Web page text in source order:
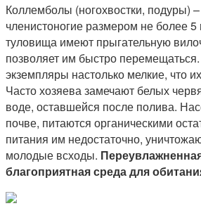
Коллемболы (ногохвостки, подуры)
членистоногие размером не более
туловища имеют прыгательную
позволяет им быстро
экземпляры настолько мелкие, что
Часто хозяева замечают белых
воде, оставшейся после полива.
почве, питаются органическими
питания им недостаточно,
молодые всходы.
благоприятная среда для